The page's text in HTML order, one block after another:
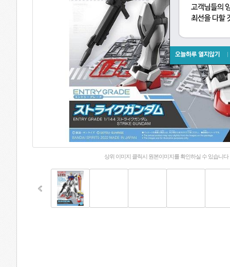
상위 이미지 클릭시 원본이미지를 확인하실 수 있습니다